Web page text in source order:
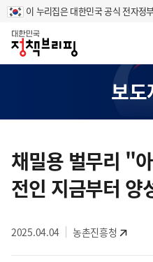
이 누리집은 대한민국 공식 전자정
홈
보도
텐
츠
영
채밀용 벌무리 "
전인 지금부터 양
2025.04.04 농촌진흥청